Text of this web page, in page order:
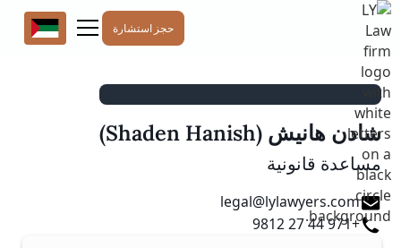
حجز استشارة
شادن هانيش (Shaden Hanish)
مساعدة قانونية
legal@lylawyers.com
+971 44 27 9812